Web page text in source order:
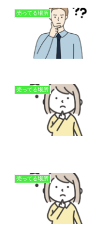
売ってる場所
売ってる場所
売ってる場所